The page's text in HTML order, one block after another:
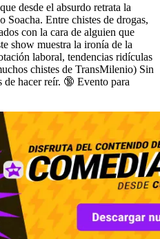
desde el absurdo retrata la
Entre chistes de drogas,
con la cara de alguien que
show muestra la ironía de la
laboral, tendencias ridículas
chistes de TransMilenio) Sin
de hacer reír. 🔞 Evento para